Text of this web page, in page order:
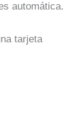
automática.
tarjeta